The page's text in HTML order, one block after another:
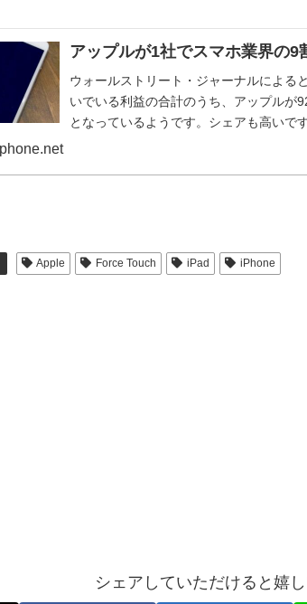
アップルが1社でスマホ業界の9
ウォールストリート・ジャーナルによる
いでいる利益の合計のうち、アップルが
となっているようです。シェアも高いで
Apple Force Touch iPad iPhone
シェアしていただけると嬉